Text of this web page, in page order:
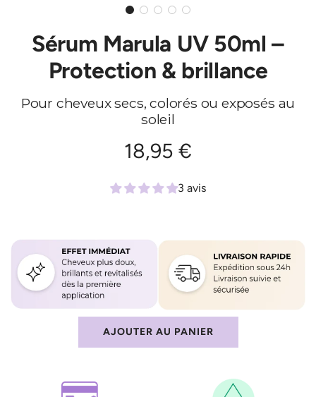
Sérum Marula UV 50ml –
Protection & brillance
Pour cheveux secs, colorés ou exposés au
soleil
Prix
régulier
18,95 €
3 avis
AJOUTER AU PANIER
C